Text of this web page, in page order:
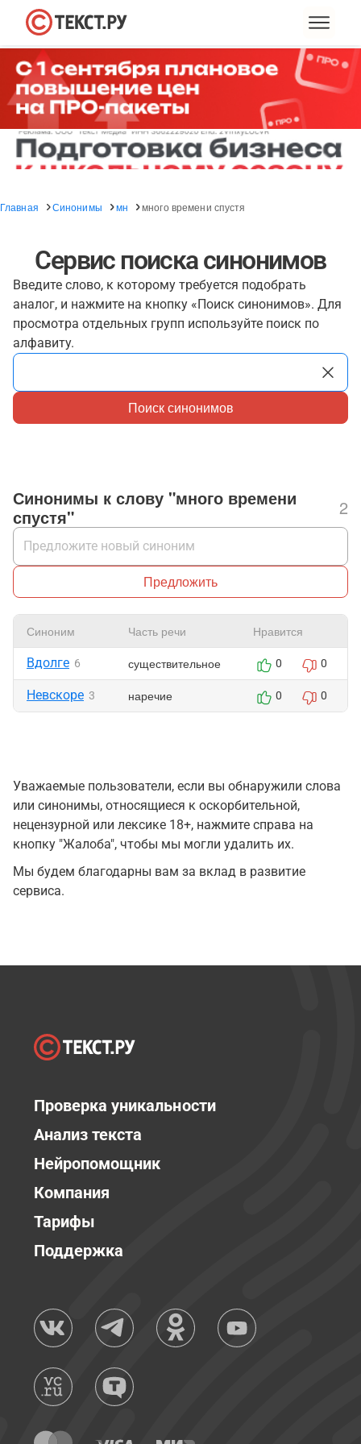
Главная Синонимы мн много времени спустя
Сервис поиска синонимов
Введите слово, к которому требуется подобрать
аналог, и нажмите на кнопку «Поиск синонимов». Для
просмотра отдельных групп используйте поиск по
алфавиту.
Поиск синонимов
Синонимы к слову "много времени
спустя"
2
Предложить
Синоним Часть речи Нравится
Вдолге 6 существительное 0 0
Невскоре 3 наречие 0 0
Уважаемые пользователи, если вы обнаружили слова
или синонимы, относящиеся к оскорбительной,
нецензурной или лексике 18+, нажмите справа на
кнопку "Жалоба", чтобы мы могли удалить их.
Мы будем благодарны вам за вклад в развитие
сервиса.
Проверка уникальности
Анализ текста
Нейропомощник
Компания
Тарифы
Поддержка